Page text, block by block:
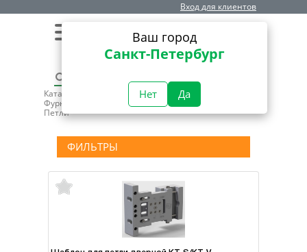
Ваш город
Санкт-Петербург
Нет Да
Вход для клиентов
Каталог
Дверная фурнитура
Фурнитура дверная для пластиковых систем
Петли
ФИЛЬТРЫ
В наличии